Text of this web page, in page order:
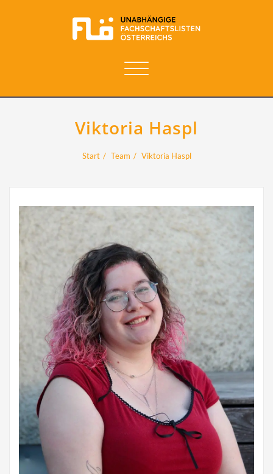
Navigation
Viktoria Haspl
Start Team Viktoria Haspl